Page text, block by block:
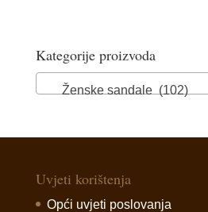
Kategorije proizvoda
Ženske sandale (102)
Uvjeti korištenja
Opći uvjeti poslovanja